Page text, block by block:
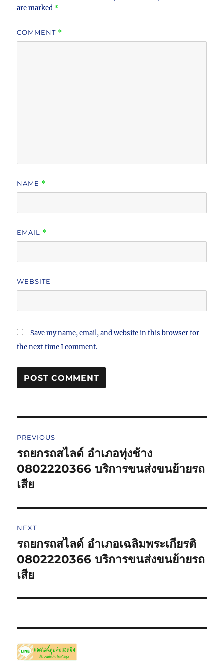
are marked *
COMMENT *
NAME *
EMAIL *
WEBSITE
Save my name, email, and website in this browser for
the next time I comment.
navigation
PREVIOUS
Previous
post:
รถยกรถสไลด์ อำเภอทุ่งช้าง
0802220366 บริการขนส่งขนย้ายรถ
เสีย
NEXT
Next
post:
รถยกรถสไลด์ อำเภอเฉลิมพระเกียรติ
0802220366 บริการขนส่งขนย้ายรถ
เสีย